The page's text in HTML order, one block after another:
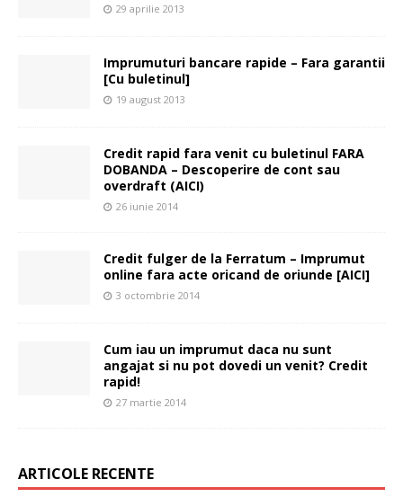
29 aprilie 2013
Imprumuturi bancare rapide – Fara garantii
[Cu buletinul]
19 august 2013
Credit rapid fara venit cu buletinul FARA
DOBANDA – Descoperire de cont sau
overdraft (AICI)
26 iunie 2014
Credit fulger de la Ferratum – Imprumut
online fara acte oricand de oriunde [AICI]
3 octombrie 2014
Cum iau un imprumut daca nu sunt
angajat si nu pot dovedi un venit? Credit
rapid!
27 martie 2014
ARTICOLE RECENTE